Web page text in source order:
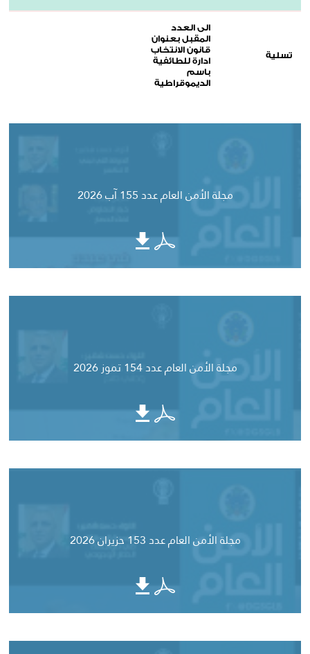
تسلية
الى العدد
المقبل بعنوان
قانون الانتخاب
ادارة للطائفية
باسم
الديموقراطية
مجلة الأمن العام عدد 155 آب 2026
مجلة الأمن العام عدد 154 تموز 2026
مجلة الأمن العام عدد 153 حزيران 2026